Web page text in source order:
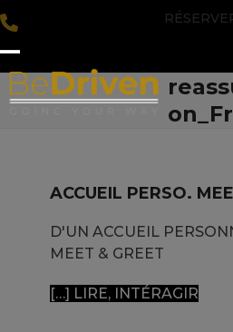
Skip
to
content
Open
mobile
Close
mobile
on_Fr
ACCUEIL PERSO.
D'UN ACCUEIL
MEET & GREET
[…] LIRE, INTÉRAGIR